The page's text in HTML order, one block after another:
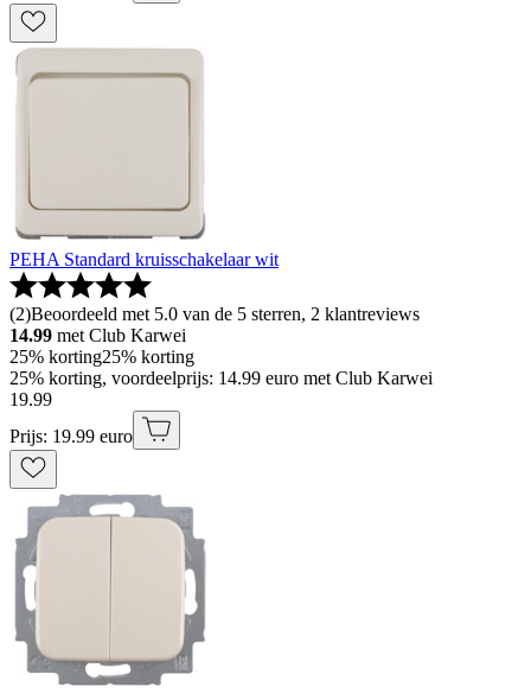
PEHA Standard kruisschakelaar wit
(2)Beoordeeld met 5.0 van de 5 sterren, 2 klantreviews
14.99 met Club Karwei
25% korting25% korting
25% korting, voordeelprijs: 14.99 euro met Club Karwei
19.99
Prijs: 19.99 euro